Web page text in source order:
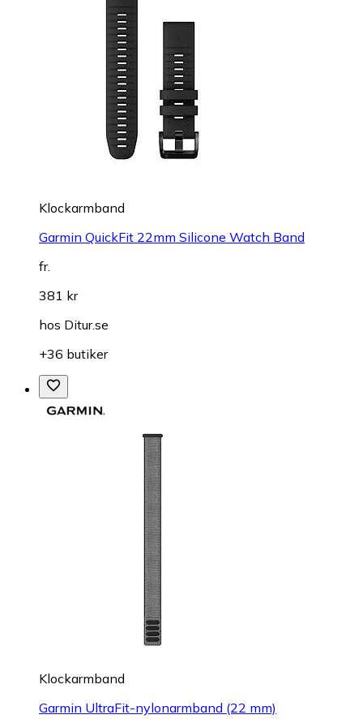
Klockarmband
Garmin QuickFit 22mm Silicone Watch Band
fr.
381 kr
hos Ditur.se
+36 butiker
Klockarmband
Garmin UltraFit-nylonarmband (22 mm)